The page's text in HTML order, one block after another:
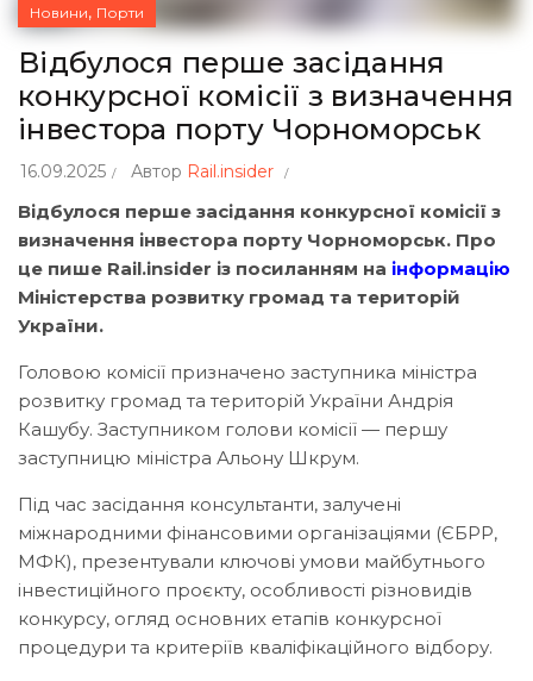
Новини, Порти
Відбулося перше засідання
конкурсної комісії з визначення
інвестора порту Чорноморськ
16.09.2025 Автор Rail.insider
Відбулося перше засідання конкурсної комісії з
визначення інвестора порту Чорноморськ. Про
це пише Rail.insider із посиланням на інформацію
Міністерства розвитку громад та територій
України.
Головою комісії призначено заступника міністра
розвитку громад та територій України Андрія
Кашубу. Заступником голови комісії — першу
заступницю міністра Альону Шкрум.
Під час засідання консультанти, залучені
міжнародними фінансовими організаціями (ЄБРР,
МФК), презентували ключові умови майбутнього
інвестиційного проєкту, особливості різновидів
конкурсу, огляд основних етапів конкурсної
процедури та критеріїв кваліфікаційного відбору.